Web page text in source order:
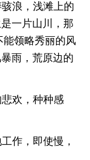
浪，浅滩上的
一片山川，那
能领略秀丽的风
雨，荒原边的
欢，种种感
作，即使慢，